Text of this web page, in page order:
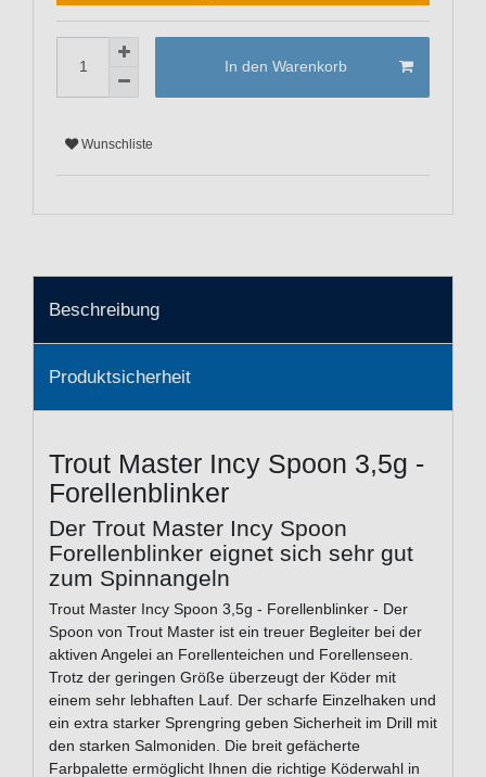
In den Warenkorb
Wunschliste
Beschreibung
Produktsicherheit
Trout Master Incy Spoon 3,5g -
Forellenblinker
Der Trout Master Incy Spoon
Forellenblinker eignet sich sehr gut
zum Spinnangeln
Trout Master Incy Spoon 3,5g - Forellenblinker - Der
Spoon von Trout Master ist ein treuer Begleiter bei der
aktiven Angelei an Forellenteichen und Forellenseen.
Trotz der geringen Größe überzeugt der Köder mit
einem sehr lebhaften Lauf. Der scharfe Einzelhaken und
ein extra starker Sprengring geben Sicherheit im Drill mit
den starken Salmoniden. Die breit gefächerte
Farbpalette ermöglicht Ihnen die richtige Köderwahl in